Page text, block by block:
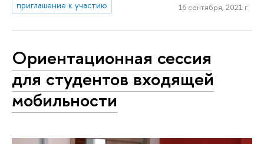
приглашение к участию
16 сентября, 2021 г.
Ориентационная сессия
для студентов входящей
мобильности